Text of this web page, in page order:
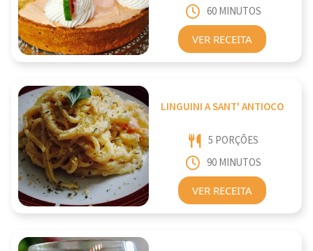
60 MINUTOS
VER RECEITA
LINGUINI A SANT' ANTIOCO
5 PORÇÕES
90 MINUTOS
VER RECEITA